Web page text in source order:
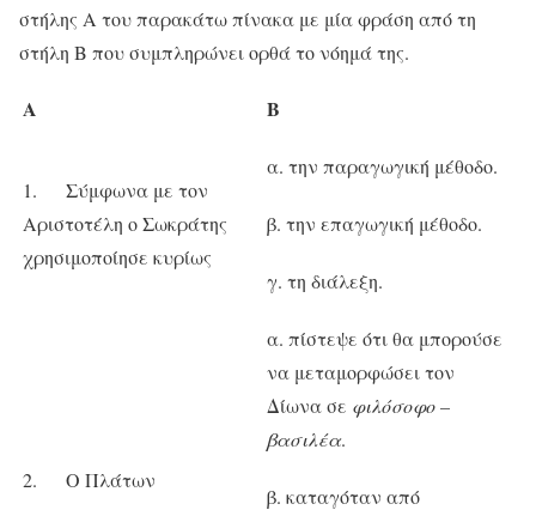
στήλης Α του παρακάτω πίνακα με μία φράση από τη
στήλη Β που συμπληρώνει ορθά το νόημά της.
Α Β
1. Σύμφωνα με τον
Αριστοτέλη ο Σωκράτης
χρησιμοποίησε κυρίως
α. την παραγωγική μέθοδο.
β. την επαγωγική μέθοδο.
γ. τη διάλεξη.
2. Ο Πλάτων
α. πίστεψε ότι θα μπορούσε
να μεταμορφώσει τον
Δίωνα σε φιλόσοφο –
βασιλέα.
β. καταγόταν από